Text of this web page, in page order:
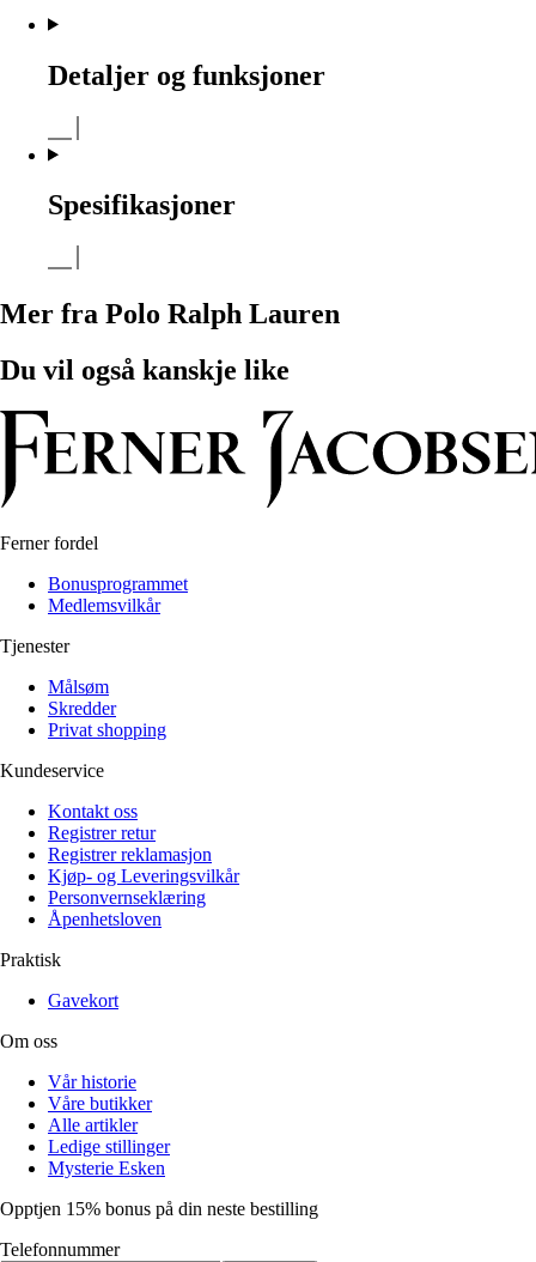
Detaljer og funksjoner
Spesifikasjoner
Mer fra Polo Ralph Lauren
Du vil også kanskje like
Ferner fordel
Bonusprogrammet
Medlemsvilkår
Tjenester
Målsøm
Skredder
Privat shopping
Kundeservice
Kontakt oss
Registrer retur
Registrer reklamasjon
Kjøp- og Leveringsvilkår
Personvernseklæring
Åpenhetsloven
Praktisk
Gavekort
Om oss
Vår historie
Våre butikker
Alle artikler
Ledige stillinger
Mysterie Esken
Opptjen 15% bonus på din neste bestilling
Telefonnummer